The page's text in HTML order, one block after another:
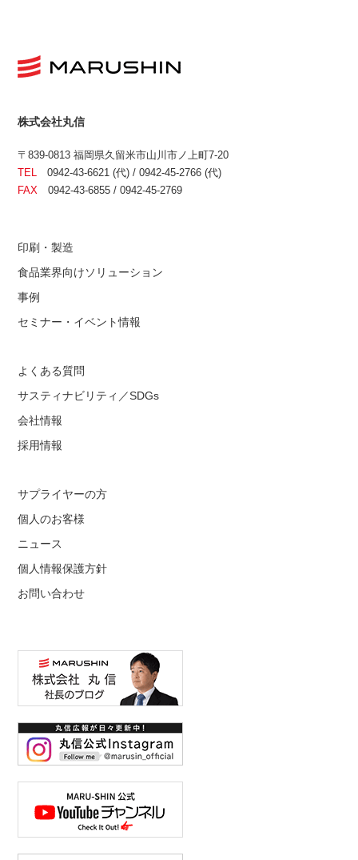
株式会社丸信
〒839-0813 福岡県久留米市山川市ノ上町7-20
TEL
0942-43-6621 (代) / 0942-45-2766 (代)
FAX 0942-43-6855 / 0942-45-2769
印刷・製造
食品業界向けソリューション
事例
セミナー・イベント情報
よくある質問
サスティナビリティ／SDGs
会社情報
採用情報
サプライヤーの方
個人のお客様
ニュース
個人情報保護方針
お問い合わせ